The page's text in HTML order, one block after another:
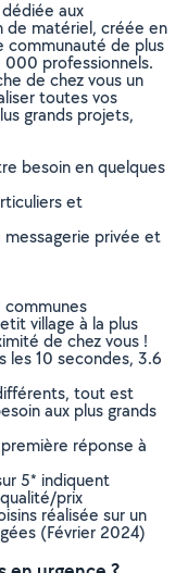
aux
de matériel, créée en
communauté de plus
professionnels.
de chez vous un
toutes vos
grands projets,
besoin en quelques
et
messagerie privée et
village à la plus
de chez vous !
les 10 secondes, 3.6
tout est
aux plus grands
réponse à
5* indiquent
prix
réalisée sur un
(Février 2024)